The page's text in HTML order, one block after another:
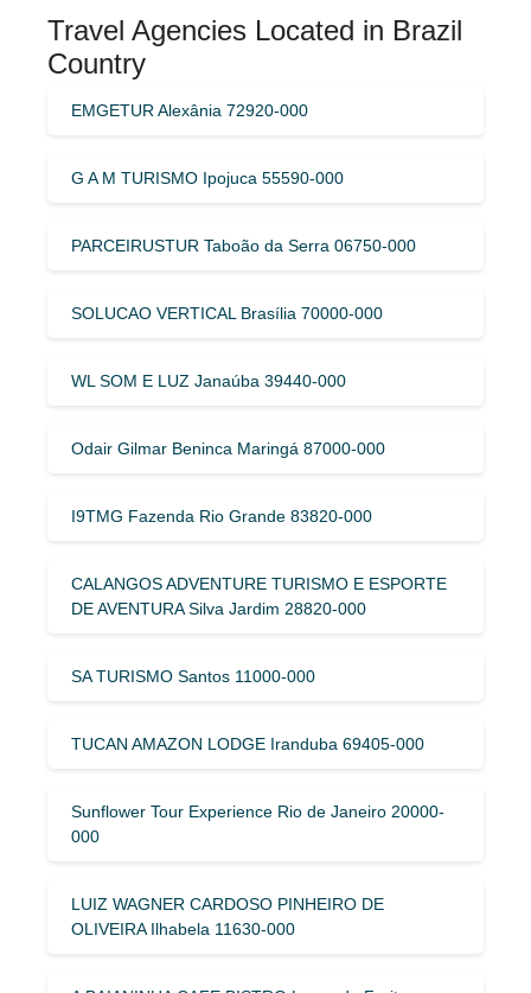
Travel Agencies Located in Brazil
Country
EMGETUR Alexânia 72920-000
G A M TURISMO Ipojuca 55590-000
PARCEIRUSTUR Taboão da Serra 06750-000
SOLUCAO VERTICAL Brasília 70000-000
WL SOM E LUZ Janaúba 39440-000
Odair Gilmar Beninca Maringá 87000-000
I9TMG Fazenda Rio Grande 83820-000
CALANGOS ADVENTURE TURISMO E ESPORTE
DE AVENTURA Silva Jardim 28820-000
SA TURISMO Santos 11000-000
TUCAN AMAZON LODGE Iranduba 69405-000
Sunflower Tour Experience Rio de Janeiro 20000-
000
LUIZ WAGNER CARDOSO PINHEIRO DE
OLIVEIRA Ilhabela 11630-000